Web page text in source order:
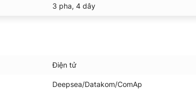
3 pha, 4 dây
Điện tử
Deepsea/Datakom/ComAp